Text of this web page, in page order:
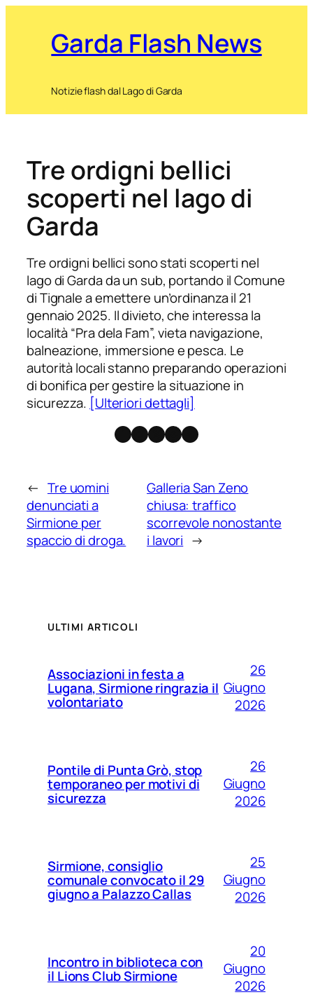
Garda Flash News
Notizie flash dal Lago di Garda
Tre ordigni bellici
scoperti nel lago di
Garda
Tre ordigni bellici sono stati scoperti nel
lago di Garda da un sub, portando il Comune
di Tignale a emettere un’ordinanza il 21
gennaio 2025. Il divieto, che interessa la
località “Pra dela Fam”, vieta navigazione,
balneazione, immersione e pesca. Le
autorità locali stanno preparando operazioni
di bonifica per gestire la situazione in
sicurezza. [Ulteriori dettagli]
Facebook
Instagram
X Threads
Telegram
← Tre uomini
denunciati a
Sirmione per
spaccio di droga.
Galleria San Zeno
chiusa: traffico
scorrevole nonostante
i lavori →
ULTIMI ARTICOLI
Associazioni in festa a
Lugana, Sirmione ringrazia il
volontariato
26
Giugno
2026
Pontile di Punta Grò, stop
temporaneo per motivi di
sicurezza
26
Giugno
2026
Sirmione, consiglio
comunale convocato il 29
giugno a Palazzo Callas
25
Giugno
2026
Incontro in biblioteca con
il Lions Club Sirmione
20
Giugno
2026